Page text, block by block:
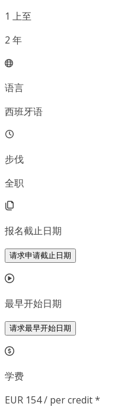
1 上至
2 年
语言
西班牙语
步伐
全职
报名截止日期
请求申请截止日期
最早开始日期
请求最早开始日期
学费
EUR 154 / per credit *